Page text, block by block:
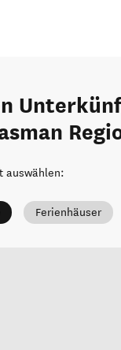
auswählen:
Ferienhäuser